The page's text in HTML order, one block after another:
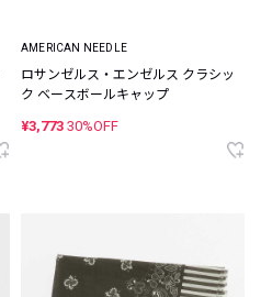
AMERICAN NEEDLE
ロサンゼルス・エンゼルス クラシッ
ク ベースボールキャップ
¥3,773 30%OFF